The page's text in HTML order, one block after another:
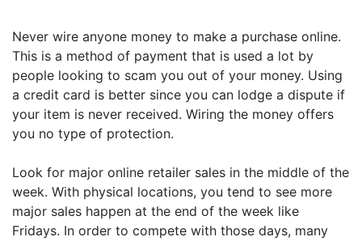
Never wire anyone money to make a purchase online.
This is a method of payment that is used a lot by
people looking to scam you out of your money. Using
a credit card is better since you can lodge a dispute if
your item is never received. Wiring the money offers
you no type of protection.
Look for major online retailer sales in the middle of the
week. With physical locations, you tend to see more
major sales happen at the end of the week like
Fridays. In order to compete with those days, many